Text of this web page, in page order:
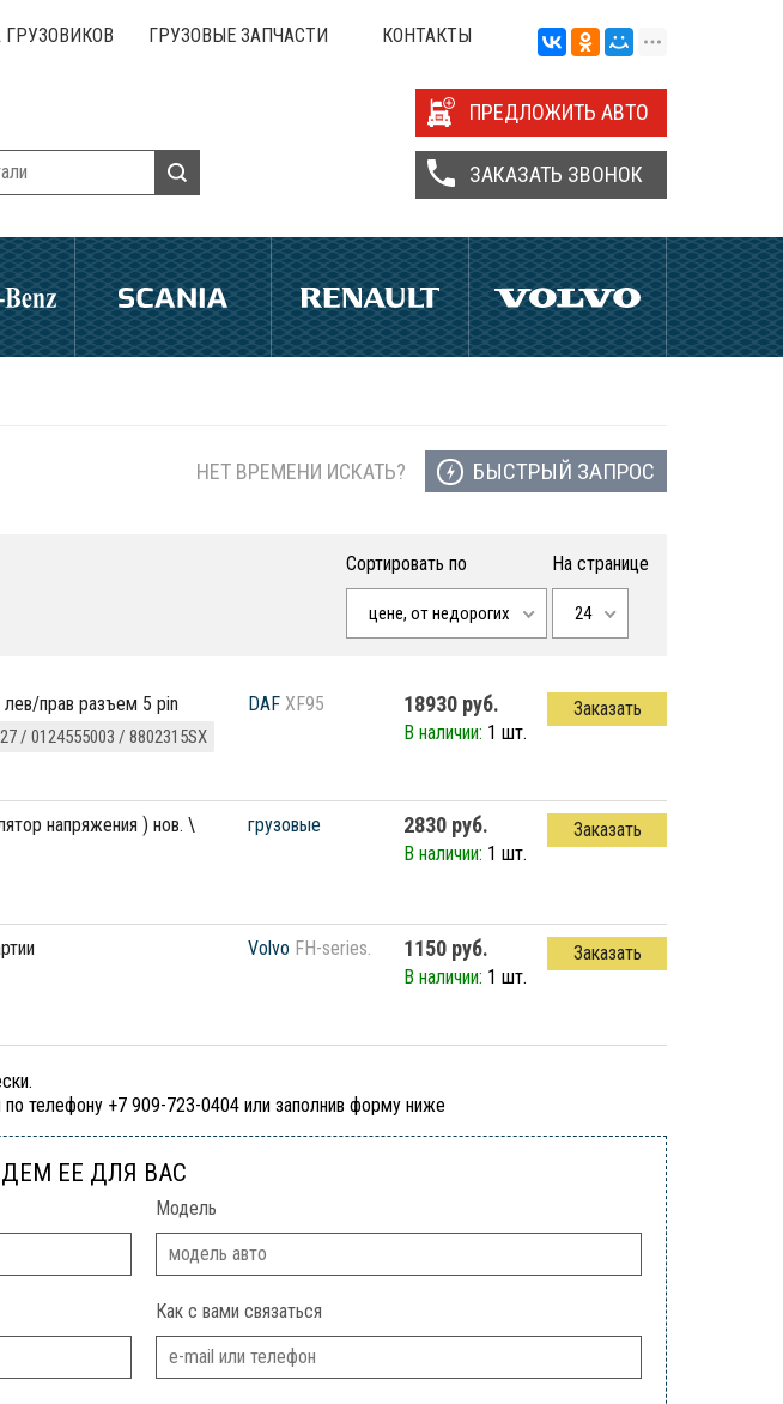
ГРУЗОВИКОВ ГРУЗОВЫЕ ЗАПЧАСТИ КОНТАКТЫ
ПРЕДЛОЖИТЬ АВТО
ЗАКАЗАТЬ ЗВОНОК
НЕТ ВРЕМЕНИ ИСКАТЬ? БЫСТРЫЙ ЗАПРОС
Сортировать по
цене, от недорогих
На странице
24
лев/прав разъем 5 pin
/ 0124555003 / 8802315SX
DAF XF95 18930 руб.
В наличии: 1 шт.
Заказать
грузовые 2830 руб.
В наличии: 1 шт.
Заказать
Volvo FH-series. 1150 руб.
В наличии: 1 шт.
Заказать
телефону +7 909-723-0404 или заполнив форму ниже
ЕЕ ДЛЯ ВАС
Модель
Как с вами связаться